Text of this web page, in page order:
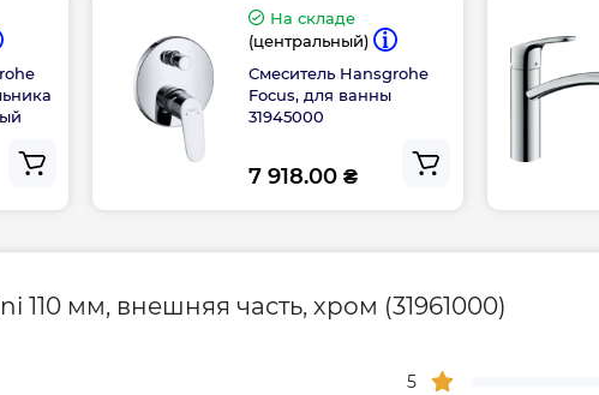
Гарантия
Гарантия производителя, мес
На складе
(центральный)
Смеситель Hansgrohe
Focus, для ванны
31945000
7 918.00 ₴
мм, внешняя часть, хром (31961000)
5